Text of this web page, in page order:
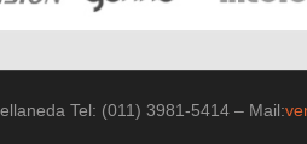
Tel: (011) 3981-5414 – Mail: